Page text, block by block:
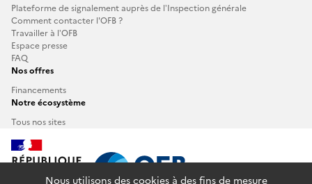
Plateforme de signalement auprès de l’Inspection générale
Comment contacter l'OFB ?
Travailler à l’OFB
Espace presse
FAQ
Nos offres
Financements
Notre écosystème
Tous nos sites
Nous utilisons des cookies à des fins de mesure